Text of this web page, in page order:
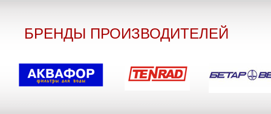
БРЕНДЫ ПРОИЗВОДИТЕЛЕЙ